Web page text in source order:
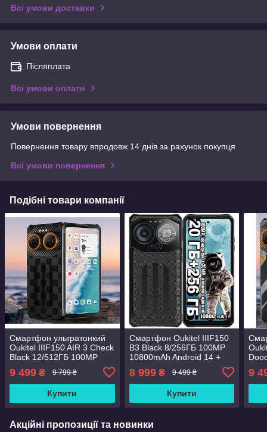
Всі умови доставки
Умови оплати
Післяплата
Всі умови оплати
Умови повернення
Повернення товару впродовж 14 днів за рахунок покупця
Всі умови повернення
Подібні товари компанії
Смартфон ультратонкий
Oukitel IIIF150 AIR 3 Check
Black 12/512ГБ 100MP
9 499 ₴ 9 799 ₴
Купити
Смартфон Oukitel IIIF150
B3 Black 8/256ГБ 100MP
10800mAh Android 14 +
8 999₴ 9 499 ₴
Купити
9
Акційні пропозиції та новинки